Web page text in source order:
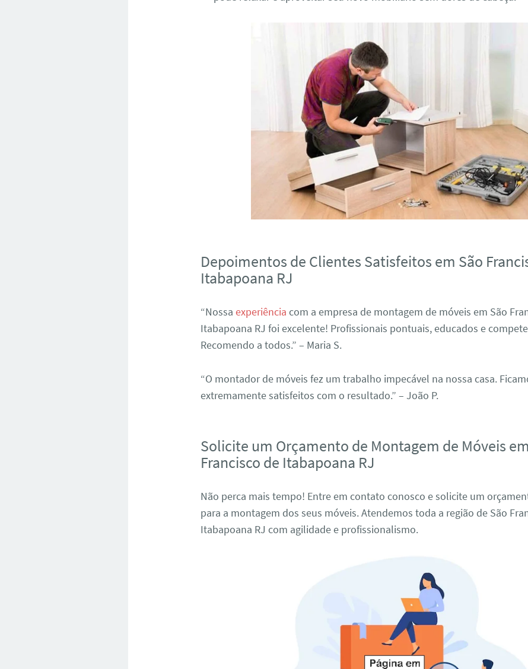
Depoimentos de Clientes Satisfeitos em São
Itabapoana RJ
“Nossaexperiência com a empresa de montagem de móveis em São
Itabapoana RJ foi excelente! Profissionais pontuais, educados e
Recomendo a todos.” – Maria S.
“O montador de móveis fez um trabalho impecável na nossa casa.
extremamente satisfeitos com o resultado.” – João P.
Solicite um Orçamento de Montagem de Móveis
Francisco de Itabapoana RJ
Não perca mais tempo! Entre em contato conosco e solicite um
para a montagem dos seus móveis. Atendemos toda a região de São
Itabapoana RJ com agilidade e profissionalismo.